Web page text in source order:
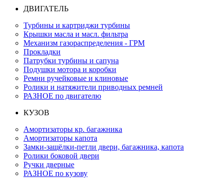
ДВИГАТЕЛЬ
Турбины и картриджи турбины
Крышки масла и масл. фильтра
Механизм газораспределения - ГРМ
Прокладки
Патрубки турбины и сапуна
Подушки мотора и коробки
Ремни ручейковые и клиновые
Ролики и натяжители приводных ремней
РАЗНОЕ по двигателю
КУЗОВ
Амортизаторы кр. багажника
Амортизаторы капота
Замки-защёлки-петли двери, багажника, капота
Ролики боковой двери
Ручки дверные
РАЗНОЕ по кузову